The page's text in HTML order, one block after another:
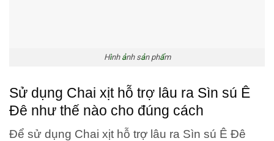
Hình ảnh sản phẩm
Sử dụng Chai xịt hỗ trợ lâu ra Sìn sú Ê
Đê như thế nào cho đúng cách
Để sử dụng Chai xịt hỗ trợ lâu ra Sìn sú Ê Đê